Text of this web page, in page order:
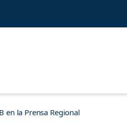
en la Prensa Regional